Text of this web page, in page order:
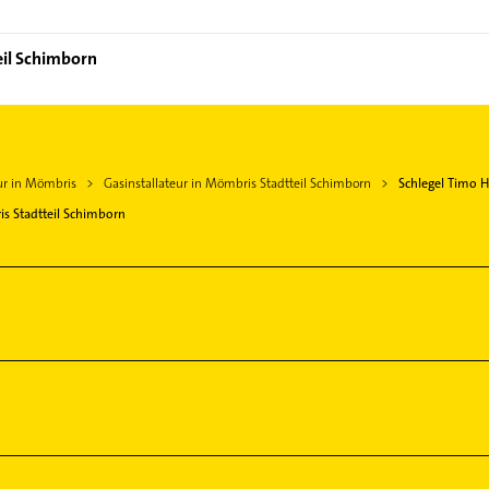
Schimborn
in Mömbris Gasinstallateur in Mömbris Stadtteil Schimborn
Schlegel Timo
Stadtteil Schimborn